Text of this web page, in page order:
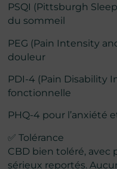
PSQI (Pittsburgh
du sommeil
PEG (Pain Intensity
douleur
PDI-4 (Pain Disability
fonctionnelle
PHQ-4 pour l’anxiété
✅ Tolérance
CBD bien toléré, avec
sérieux reportés.